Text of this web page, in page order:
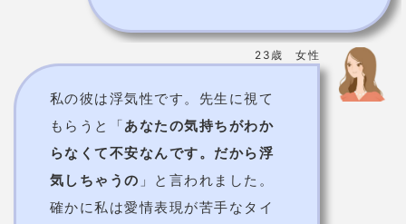
23歳 女性
私の彼は浮気性です。先生に視て
もらうと「あなたの気持ちがわか
らなくて不安なんです。だから浮
気しちゃうの 」と言われました。
確かに私は愛情表現が苦手なタイ